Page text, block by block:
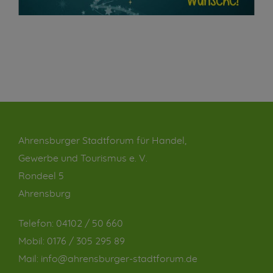
Ahrensburger Stadtforum für Handel,
Gewerbe und Tourismus e. V.
Rondeel 5
Ahrensburg
Telefon: 04102 / 50 660
Mobil: 0176 / 305 295 89
Mail: info@ahrensburger-stadtforum.de